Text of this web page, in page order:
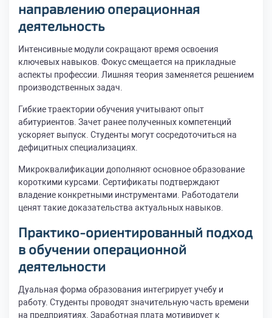
направлению операционная
деятельность
Интенсивные модули сокращают время освоения
ключевых навыков. Фокус смещается на прикладные
аспекты профессии. Лишняя теория заменяется решением
производственных задач.
Гибкие траектории обучения учитывают опыт
абитуриентов. Зачет ранее полученных компетенций
ускоряет выпуск. Студенты могут сосредоточиться на
дефицитных специализациях.
Микроквалификации дополняют основное образование
короткими курсами. Сертификаты подтверждают
владение конкретными инструментами. Работодатели
ценят такие доказательства актуальных навыков.
Практико-ориентированный подход
в обучении операционной
деятельности
Дуальная форма образования интегрирует учебу и
работу. Студенты проводят значительную часть времени
на предприятиях. Заработная плата мотивирует к